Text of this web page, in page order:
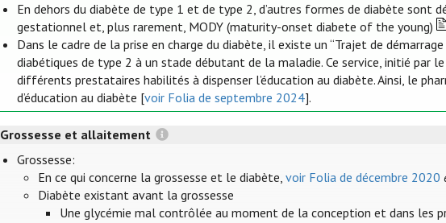
En dehors du diabète de type 1 et de type 2, d’autres formes de diabète sont
gestationnel et, plus rarement, MODY (maturity-onset diabete of the young)
Dans le cadre de la prise en charge du diabète, il existe un “Trajet de
diabétiques de type 2 à un stade débutant de la maladie. Ce service, initié par
différents prestataires habilités à dispenser l’éducation au diabète. Ainsi, le
d’éducation au diabète [voir Folia de septembre 2024].
Grossesse et allaitement
Grossesse:
En ce qui concerne la grossesse et le diabète,voir Folia de décembre 2020
Diabète existant avant la grossesse
Une glycémie mal contrôlée au moment de la conception et dans les